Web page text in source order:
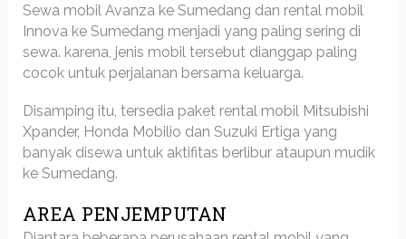
Sewa mobil Avanza ke Sumedang dan rental mobil
Innova ke Sumedang menjadi yang paling sering di
sewa. karena, jenis mobil tersebut dianggap paling
cocok untuk perjalanan bersama keluarga.
Disamping itu, tersedia paket rental mobil Mitsubishi
Xpander, Honda Mobilio dan Suzuki Ertiga yang
banyak disewa untuk aktifitas berlibur ataupun mudik
ke Sumedang.
AREA PENJEMPUTAN